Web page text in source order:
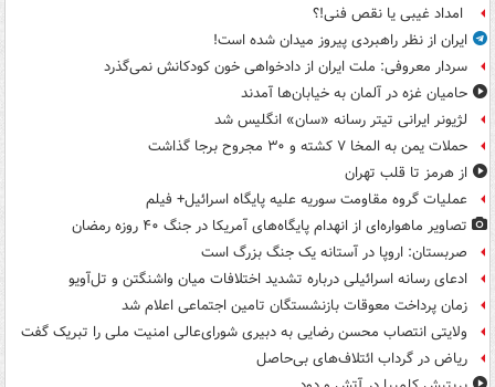
امداد غیبی یا نقص فنی!؟
ایران از نظر راهبردی پیروز میدان شده است!
سردار معروفی: ملت ایران از دادخواهی خون کودکانش نمی‌گذرد
حامیان غزه در آلمان به خیابان‌ها آمدند
لژیونر ایرانی تیتر رسانه «سان» انگلیس شد
حملات یمن به المخا ۷ کشته و ۳۰ مجروح برجا گذاشت
از هرمز تا قلب تهران
عملیات گروه مقاومت سوریه علیه پایگاه اسرائیل+ فیلم
تصاویر ماهواره‌ای از انهدام پایگاه‌های آمریکا در جنگ ۴۰ روزه رمضان
صربستان: اروپا در آستانه یک جنگ بزرگ است
ادعای رسانه اسرائیلی درباره تشدید اختلافات میان واشنگتن و تل‌آویو
زمان پرداخت معوقات بازنشستگان تامین اجتماعی اعلام شد
ولایتی انتصاب محسن رضایی به دبیری شورای‌عالی امنیت ملی را تبریک گفت
ریاض در گرداب ائتلاف‌های بی‌حاصل